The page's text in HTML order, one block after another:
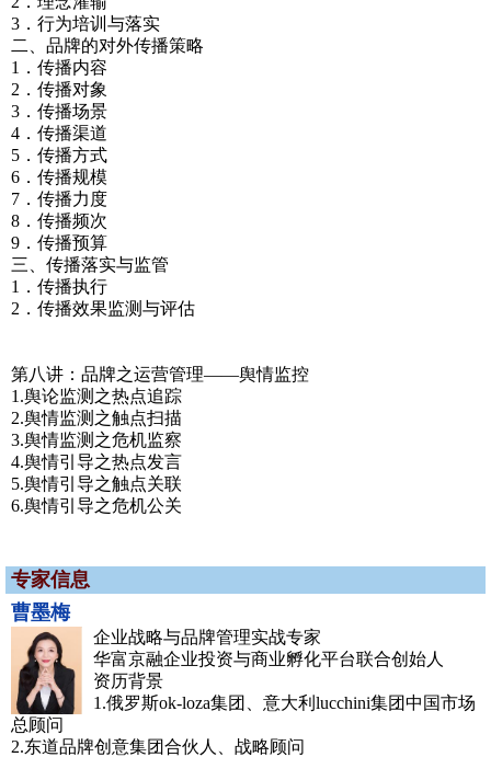
3．行为培训与落实
二、品牌的对外传播策略
1．传播内容
2．传播对象
3．传播场景
4．传播渠道
5．传播方式
6．传播规模
7．传播力度
8．传播频次
9．传播预算
三、传播落实与监管
1．传播执行
2．传播效果监测与评估
第八讲：品牌之运营管理——舆情监控
1.舆论监测之热点追踪
2.舆情监测之触点扫描
3.舆情监测之危机监察
4.舆情引导之热点发言
5.舆情引导之触点关联
6.舆情引导之危机公关
专家信息
曹墨梅
企业战略与品牌管理实战专家
华富京融企业投资与商业孵化平台联合创始人
资历背景
1.俄罗斯ok-loza集团、意大利lucchini集团中国市场
总顾问
2.东道品牌创意集团合伙人、战略顾问